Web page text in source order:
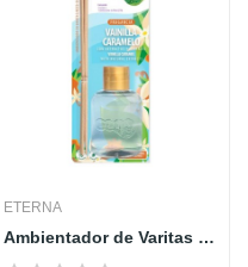
ETERNA
Ambientador de Varitas - 40 ML X 1 - Vainilla...